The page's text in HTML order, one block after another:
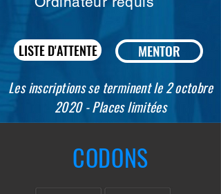
LISTE D'ATTENTE MENTOR
Les inscriptions se terminent le 2 octobre
2020 - Places limitées
CODONS